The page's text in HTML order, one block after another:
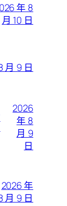
年 8
月 10 日
月 9 日
2026
年 8
月 9
日
2026 年
月 9 日